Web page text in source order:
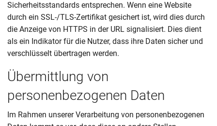
Sicherheitsstandards entsprechen. Wenn eine Website
durch ein SSL-/TLS-Zertifikat gesichert ist, wird dies durch
die Anzeige von HTTPS in der URL signalisiert. Dies dient
als ein Indikator für die Nutzer, dass ihre Daten sicher und
verschlüsselt übertragen werden.
Übermittlung von
personenbezogenen Daten
Im Rahmen unserer Verarbeitung von personenbezogenen